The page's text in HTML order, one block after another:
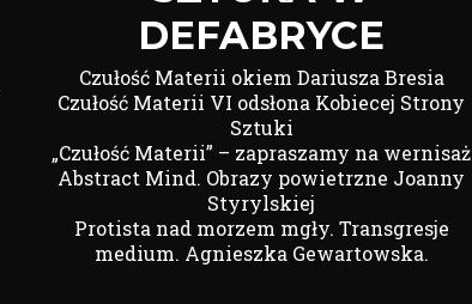
DEFABRYCE
Czułość Materii okiem Dariusza Bresia
Czułość Materii VI odsłona Kobiecej Strony
Sztuki
„Czułość Materii” – zapraszamy na wernisaż
Abstract Mind. Obrazy powietrzne Joanny
Styrylskiej
Protista nad morzem mgły. Transgresje
medium. Agnieszka Gewartowska.